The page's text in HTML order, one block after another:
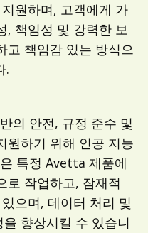
원하며, 고객에게 가
, 책임성 및 강력한 보
고 책임감 있는 방식으
.
의 안전, 규정 준수 및
원하기 위해 인공 지능
특정 Avetta 제품에
로 작업하고, 잠재적
으며, 데이터 처리 및
향상시킬 수 있습니